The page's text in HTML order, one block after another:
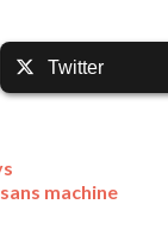
Twitter
machine